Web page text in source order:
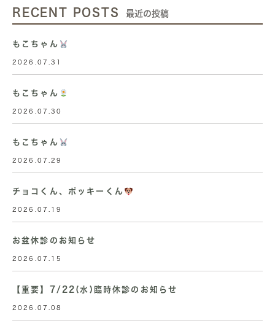
RECENT POSTS 最近の投稿
もこちゃん
2026.07.31
もこちゃん
2026.07.30
もこちゃん
2026.07.29
チョコくん、ポッキーくん
2026.07.19
お盆休診のお知らせ
2026.07.15
【重要】7/22(水)臨時休診のお知らせ
2026.07.08